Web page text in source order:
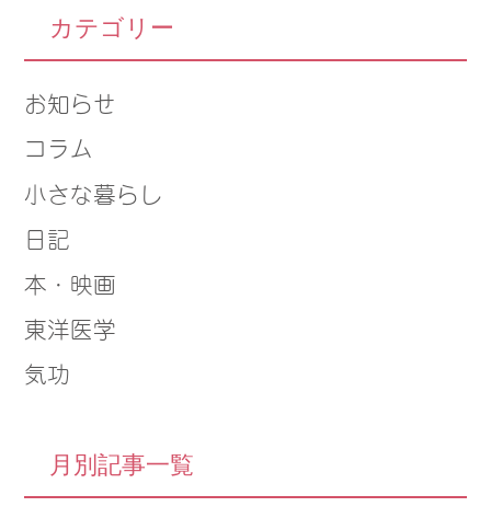
カテゴリー
お知らせ
コラム
小さな暮らし
日記
本・映画
東洋医学
気功
月別記事一覧